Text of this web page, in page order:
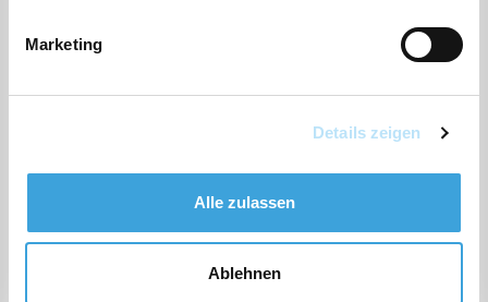
Marketing
Details zeigen
Alle zulassen
Ablehnen
Ö5 Bericht des Ausschussvorsitzenden
Beschluss